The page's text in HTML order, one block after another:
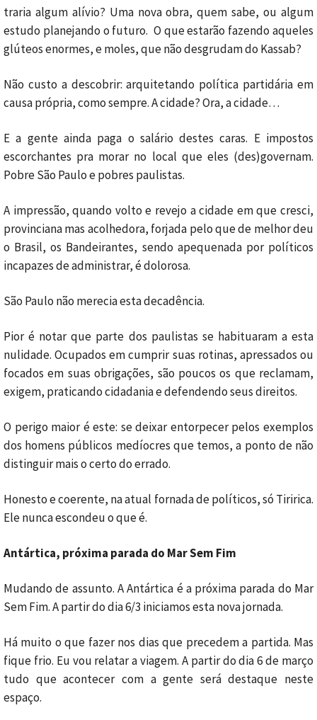
traria algum alívio? Uma nova obra, quem sabe, ou algum
estudo planejando o futuro. O que estarão fazendo aqueles
glúteos enormes, e moles, que não desgrudam do Kassab?
Não custo a descobrir: arquitetando política partidária em
causa própria, como sempre. A cidade? Ora, a cidade…
E a gente ainda paga o salário destes caras. E impostos
escorchantes pra morar no local que eles (des)governam.
Pobre São Paulo e pobres paulistas.
A impressão, quando volto e revejo a cidade em que cresci,
provinciana mas acolhedora, forjada pelo que de melhor deu
o Brasil, os Bandeirantes, sendo apequenada por políticos
incapazes de administrar, é dolorosa.
São Paulo não merecia esta decadência.
Pior é notar que parte dos paulistas se habituaram a esta
nulidade. Ocupados em cumprir suas rotinas, apressados ou
focados em suas obrigações, são poucos os que reclamam,
exigem, praticando cidadania e defendendo seus direitos.
O perigo maior é este: se deixar entorpecer pelos exemplos
dos homens públicos medíocres que temos, a ponto de não
distinguir mais o certo do errado.
Honesto e coerente, na atual fornada de políticos, só Tiririca.
Ele nunca escondeu o que é.
Antártica, próxima parada do Mar Sem Fim
Mudando de assunto. A Antártica é a próxima parada do Mar
Sem Fim. A partir do dia 6/3 iniciamos esta nova jornada.
Há muito o que fazer nos dias que precedem a partida. Mas
fique frio. Eu vou relatar a viagem. A partir do dia 6 de março
tudo que acontecer com a gente será destaque neste
espaço.